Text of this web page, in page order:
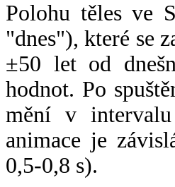
Polohu těles ve
"dnes"), které se
±50 let od
hodnot. Po
mění v
animace je
0,5-0,8 s).